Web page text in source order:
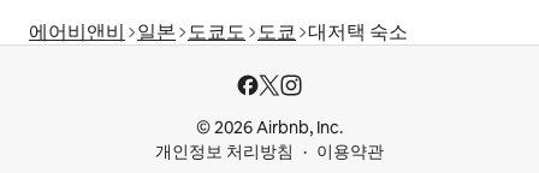
에어비앤비 일본 도쿄도 도쿄 대저택 숙소
© 2026 Airbnb, Inc.
개인정보 처리방침
이용약관